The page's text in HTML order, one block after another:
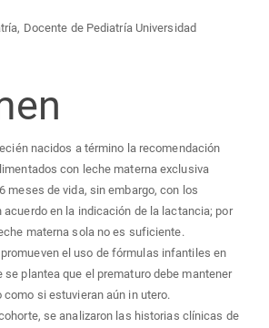
Docente de Pediatría Universidad
nacidos a término la recomendación
con leche materna exclusiva
meses de vida, sin embargo, con los
acuerdo en la indicación de la lactancia; por
materna sola no es suficiente.
el uso de fórmulas infantiles en
se plantea que el prematuro debe mantener
si estuvieran aún in utero.
se analizaron las historias clínicas de